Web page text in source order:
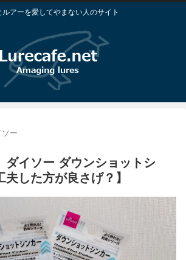
ルアーを愛してやまない人のサイト
ソー
ダイソー ダウンショットシ
夫した方が良さげ？】